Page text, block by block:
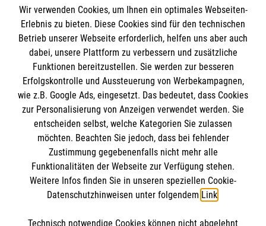
Empfänger: Malteser Hilfsdienst e.V.
IBAN: DE10 3706 0120 1201 2000 12
BIC: GENODED 1PA7
Newsletter abonnieren
Wir verwenden Cookies, um Ihnen ein optimales Webseiten-
Erlebnis zu bieten. Diese Cookies sind für den technischen
Betrieb unserer Webseite erforderlich, helfen uns aber auch
dabei, unsere Plattform zu verbessern und zusätzliche
Funktionen bereitzustellen. Sie werden zur besseren
Erfolgskontrolle und Aussteuerung von Werbekampagnen,
wie z.B. Google Ads, eingesetzt. Das bedeutet, dass Cookies
zur Personalisierung von Anzeigen verwendet werden. Sie
entscheiden selbst, welche Kategorien Sie zulassen
möchten. Beachten Sie jedoch, dass bei fehlender
Zustimmung gegebenenfalls nicht mehr alle
Funktionalitäten der Webseite zur Verfügung stehen.
Weitere Infos finden Sie in unseren speziellen Cookie-
Datenschutzhinweisen unter folgendem Link.
Technisch notwendige Cookies können nicht abgelehnt